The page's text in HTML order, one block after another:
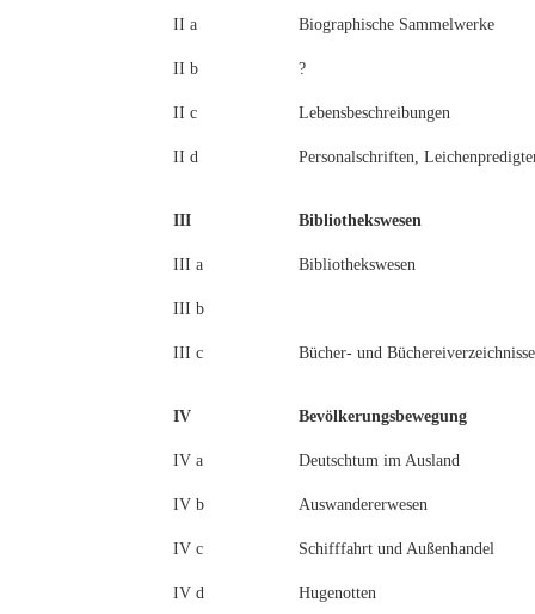
II a Biographische Sammelwerke
II b ?
II c Lebensbeschreibungen
II d Personalschriften,
III Bibliothekswesen
III a Bibliothekswesen
III b
III c Bücher- und Büchereiverzeichnisse
IV Bevölkerungsbewegung
IV a Deutschtum im Ausland
IV b Auswandererwesen
IV c Schifffahrt und Außenhandel
IV d Hugenotten